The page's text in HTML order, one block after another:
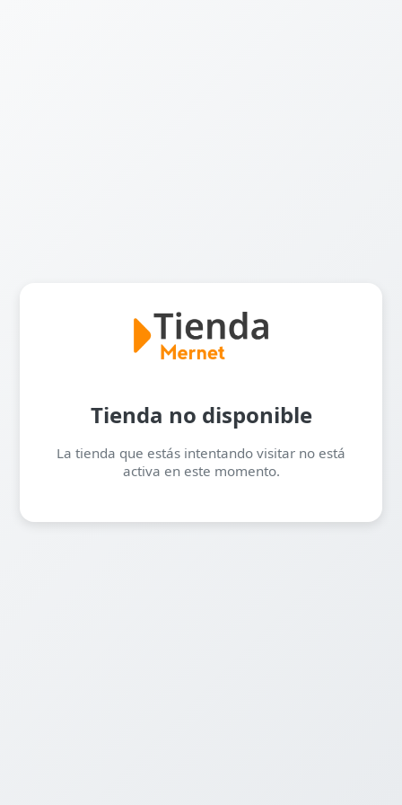
Tienda no disponible
La tienda que estás intentando visitar no está
activa en este momento.